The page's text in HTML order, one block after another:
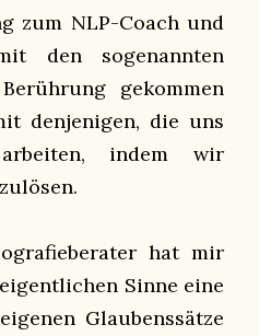
zum NLP-Coach und
den sogenannten
gekommen
denjenigen, die uns
indem wir
hat mir
Sinne eine
Glaubenssätze